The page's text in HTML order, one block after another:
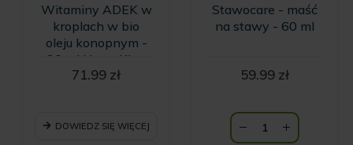
Witaminy ADEK w
kroplach w bio
oleju konopnym -
30 ml HempKing
71.99 zł
DOWIEDZ SIĘ WIĘCEJ
Stawocare - maść
na stawy - 60 ml
59.99 zł